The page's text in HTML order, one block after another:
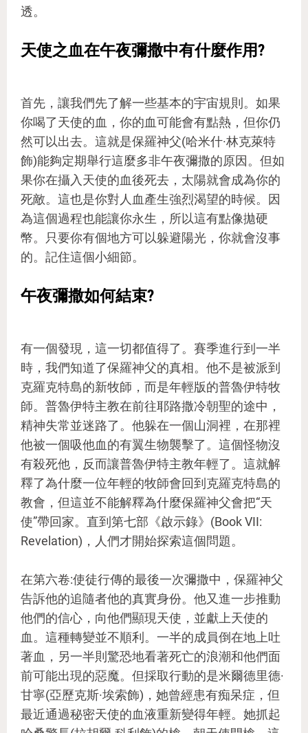
透。
天使之血在午夜彌撒中有什麼作用?
首先，讓我們先了解一些基本的宇宙規則。如果
你喝了天使的血，你的血可能會有點熱，但你仍
然可以出去。這就是保羅神父(哈米什·林克萊特
飾)能夠定期舉行這麼多非午夜彌撒的原因。但如
果你在攝入天使的血後死去，太陽就會成為你的
死敵。這也是你對人血產生強烈渴望的時候。因
為這個過程也能讓你永生，所以這有點像拋硬
幣。只要你有個地方可以躲避陽光，你就會沒事
的。記住這個小細節。
午夜彌撒如何結束?
有一個發現，這一切都值得了。賽季進行到一半
時，我們知道了保羅神父的真相。他不是被派到
克羅克特島的新牧師，而是年輕版的普魯伊特牧
師。普魯伊特主教在前往耶路撒冷朝聖的途中，
精神失常並迷路了。他躲在一個山洞裡，在那裡
他被一個吸他血的有翼生物襲擊了。這個怪物沒
有殺死他，反而讓普魯伊特主教年輕了。這就解
釋了為什麼一位年輕的牧師會回到克羅克特島的
教會，但這並不能解釋為什麼保羅神父會把“天
使”帶回家。直到第七部《啟示錄》(Book VII:
Revelation)，人們才開始探索這個問題。
在第六卷:使徒行傳的最後一次彌撒中，保羅神父
告訴他的追隨者他的真實身份。他又進一步推動
他們的信心，向他們顯現天使，並獻上天使的
血。這種轉變並不順利。一半的成員倒在地上吐
著血，另一半則驚恐地看著死亡的浪潮和他們面
前可能出現的惡魔。但採取行動的是米爾德里德·
甘寧(亞歷克斯·埃索飾)，她曾經患有痴呆症，但
最近通過秘密天使的血液重新變得年輕。她抓起